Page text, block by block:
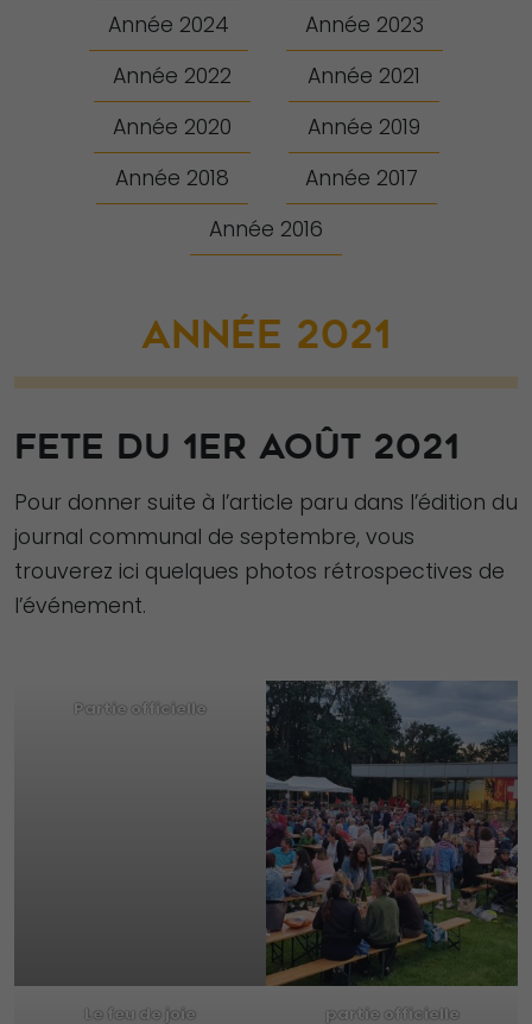
Année 2024
Année 2023
Année 2022
Année 2021
Année 2020
Année 2019
Année 2018
Année 2017
Année 2016
ANNÉE 2021
FETE DU 1ER AOÛT 2021
Pour donner suite à l’article paru dans l’édition du
journal communal de septembre, vous
trouverez ici quelques photos rétrospectives de
l’événement.
Partie officielle
Le feu de joie partie officielle